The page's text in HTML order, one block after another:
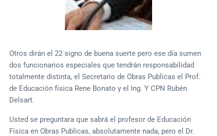
Otros dirán el 22 signo de buena suerte pero ese día sumen
dos funcionarios especiales que tendrán responsabilidad
totalmente distinta, el Secretario de Obras Publicas el Prof.
de Educación física Rene Bonato y el Ing. Y CPN Rubén
Delsart.
Usted se preguntara que sabrá el profesor de Educación
Física en Obras Publicas, absolutamente nada, pero el Dr.